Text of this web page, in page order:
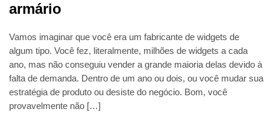
armário
Vamos imaginar que você era um fabricante de widgets de
algum tipo. Você fez, literalmente, milhões de widgets a cada
ano, mas não conseguiu vender a grande maioria delas devido à
falta de demanda. Dentro de um ano ou dois, ou você mudar sua
estratégia de produto ou desiste do negócio. Bom, você
provavelmente não […]